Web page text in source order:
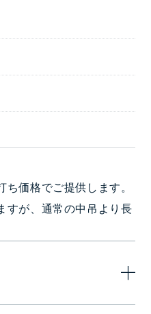
価格でご提供します。
すが、通常の中吊より長
7日